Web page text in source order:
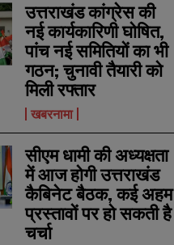
उत्तराखंड कांग्रेस की
नई कार्यकारिणी घोषित,
पांच नई समितियों का भी
गठन; चुनावी तैयारी को
मिली रफ्तार
खबरनामा
सीएम धामी की अध्यक्षता
में आज होगी उत्तराखंड
कैबिनेट बैठक, कई अहम
प्रस्तावों पर हो सकती है
चर्चा